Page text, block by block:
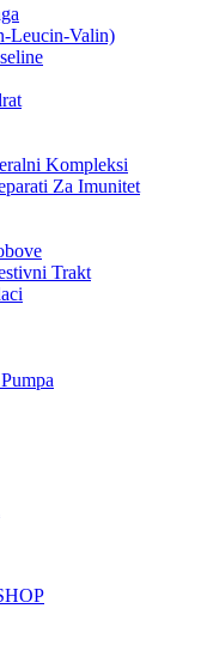
Leucin-Valin)
Kompleksi
Za Imunitet
Trakt